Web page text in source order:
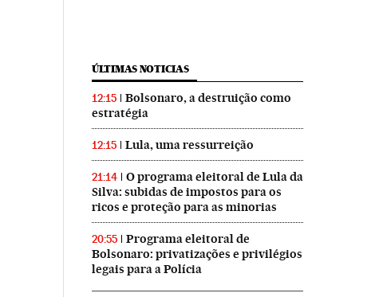
ÚLTIMAS NOTICIAS
12:15
Bolsonaro, a destruição como
estratégia
12:15 Lula, uma ressurreição
21:14
O programa eleitoral de Lula da
Silva: subidas de impostos para os
ricos e proteção para as minorias
20:55
Programa eleitoral de
Bolsonaro: privatizações e privilégios
legais para a Polícia